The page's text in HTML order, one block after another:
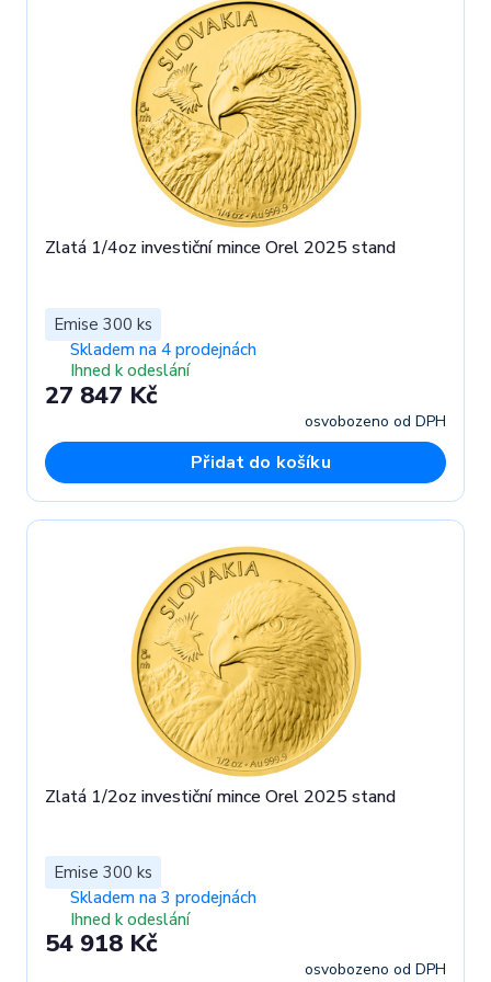
Zlatá 1/4oz investiční mince Orel 2025 stand
Emise 300 ks
Skladem na 4 prodejnách
Ihned k odeslání
27 847 Kč
osvobozeno od DPH
Přidat do košíku
Zlatá 1/2oz investiční mince Orel 2025 stand
Emise 300 ks
Skladem na 3 prodejnách
Ihned k odeslání
54 918 Kč
osvobozeno od DPH